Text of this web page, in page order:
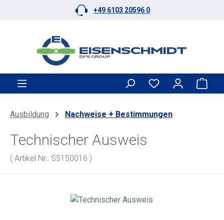
Zum Hauptinhalt springen+49 6103 20596 0
Ausbildung Nachweise + Bestimmungen
Technischer Ausweis
( Artikel Nr.: S5150016 )
Bildergalerie überspringen